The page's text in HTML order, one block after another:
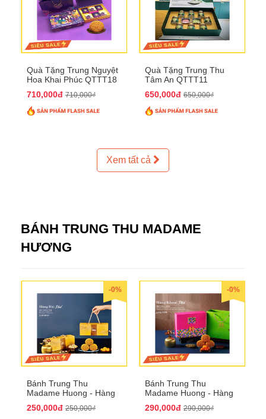
Quà Tặng Trung Nguyệt
Hoa Khai Phúc QTTT18
710,000đ 710,000₫
Quà Tặng Trung Thu
Tâm An QTTT11
650,000đ 650,000₫
Xem tất cả
BÁNH TRUNG THU MADAME
HƯƠNG
-0%
Bánh Trung Thu
Madame Huong - Hàng
250,000đ 250,000₫
-0%
Bánh Trung Thu
Madame Huong - Hàng
290,000đ 290,000₫